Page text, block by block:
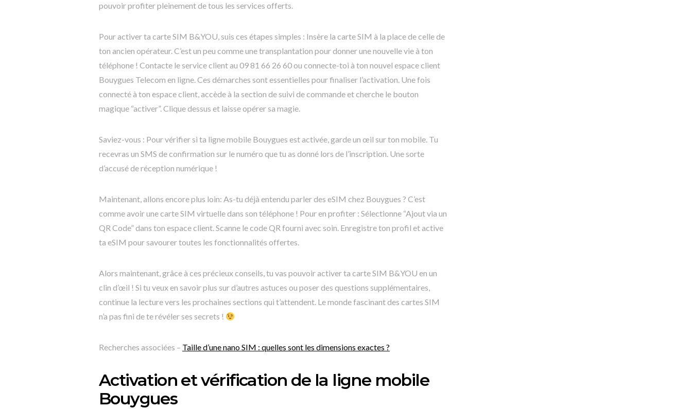
pouvoir profiter pleinement de tous les services offerts.
Pour activer ta carte SIM B&YOU, suis ces étapes simples : Insère la carte SIM à la place de celle de
ton ancien opérateur. C’est un peu comme une transplantation pour donner une nouvelle vie à ton
téléphone ! Contacte le service client au 09 81 66 26 60 ou connecte-toi à ton nouvel espace client
Bouygues Telecom en ligne. Ces démarches sont essentielles pour finaliser l’activation. Une fois
connecté à ton espace client, accède à la section de suivi de commande et cherche le bouton
magique “activer”. Clique dessus et laisse opérer sa magie.
Saviez-vous : Pour vérifier si ta ligne mobile Bouygues est activée, garde un œil sur ton mobile. Tu
recevras un SMS de confirmation sur le numéro que tu as donné lors de l’inscription. Une sorte
d’accusé de réception numérique !
Maintenant, allons encore plus loin: As-tu déjà entendu parler des eSIM chez Bouygues ? C’est
comme avoir une carte SIM virtuelle dans son téléphone ! Pour en profiter : Sélectionne “Ajout via un
QR Code” dans ton espace client. Scanne le code QR fourni avec soin. Enregistre ton profil et active
ta eSIM pour savourer toutes les fonctionnalités offertes.
Alors maintenant, grâce à ces précieux conseils, tu vas pouvoir activer ta carte SIM B&YOU en un
clin d’œil ! Si tu veux en savoir plus sur d’autres astuces ou poser des questions supplémentaires,
continue la lecture vers les prochaines sections qui t’attendent. Le monde fascinant des cartes SIM
n’a pas fini de te révéler ses secrets !
Recherches associées – Taille d’une nano SIM : quelles sont les dimensions exactes ?
Activation et vérification de la ligne mobile
Bouygues